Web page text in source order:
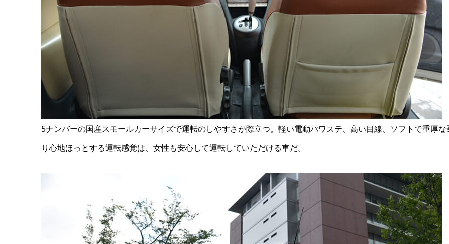
5ナンバーの国産スモールカーサイズで運転のしやすさが際立つ。軽い電動パワステ、高い目線、ソフトで重厚な
り心地ほっとする運転感覚は、女性も安心して運転していただける車だ。